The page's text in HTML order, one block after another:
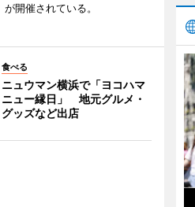
開催されている。
食べる
ニュウマン横浜で「ヨコハマ
ニュー縁日」 地元グルメ・
グッズなど出店